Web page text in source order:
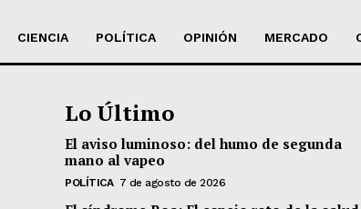
CIENCIA POLÍTICA OPINIÓN MERCADO
Lo Último
El aviso luminoso: del humo de segunda
mano al vapeo
POLÍTICA 7 de agosto de 2026